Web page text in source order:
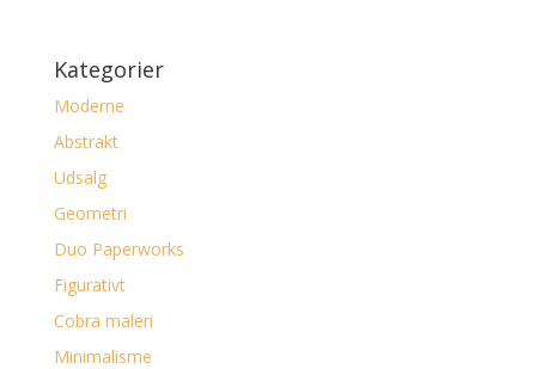
Kategorier
Moderne
Abstrakt
Udsalg
Geometri
Duo Paperworks
Figurativt
Cobra maleri
Minimalisme